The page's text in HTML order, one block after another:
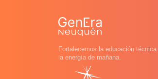
Fortalecemos la educación
la energía de mañana.